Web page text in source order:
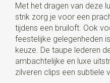
Met het dragen van deze
strik zorg je voor een
tijdens een bruiloft. Ook
feestelijke gelegenheden
keuze. De taupe lederen
ambachtelijke en luxe
zilveren clips een subtiele